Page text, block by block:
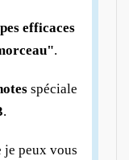
efficaces
.
spéciale
.
je peux vous